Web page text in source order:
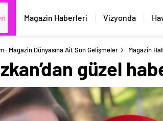
Magazin Haberleri Vizyonda
Magazin Dünyasına Ait Son Gelişmeler Magazin
güzel